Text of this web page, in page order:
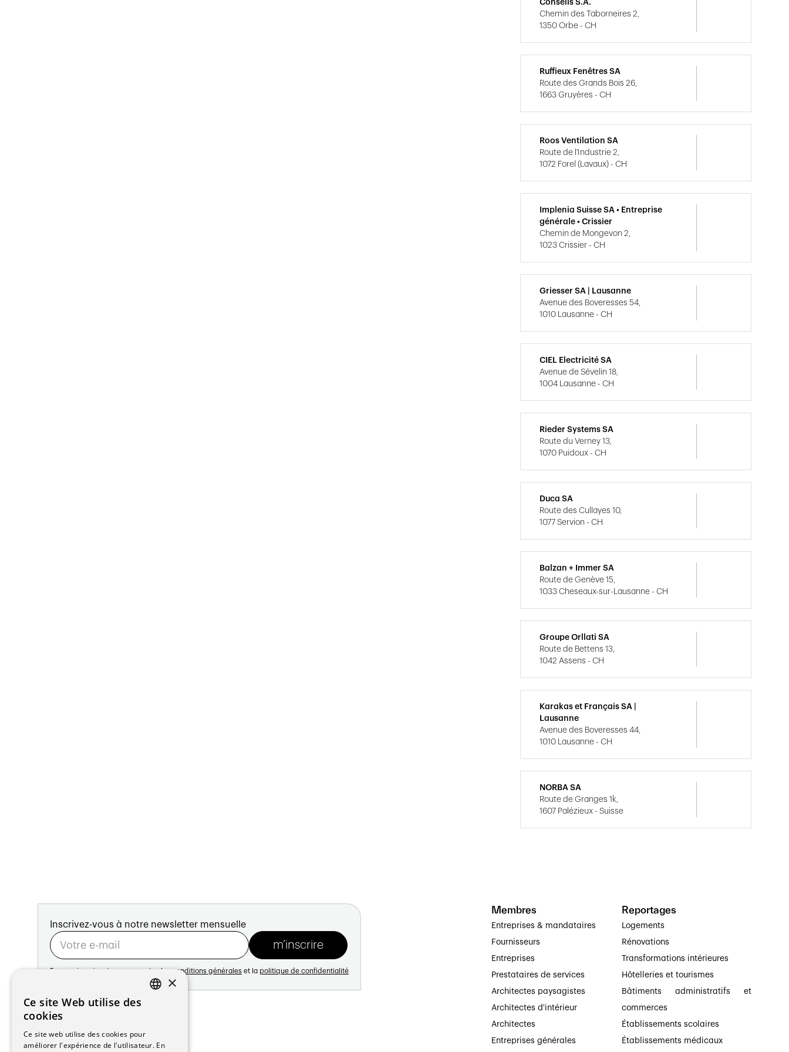
Conseils S.A.
Chemin des Taborneires 2,
1350 Orbe - CH
Ruffieux Fenêtres SA
Route des Grands Bois 26,
1663 Gruyères - CH
Roos Ventilation SA
Route de l'Industrie 2,
1072 Forel (Lavaux) - CH
Implenia Suisse SA • Entreprise
générale • Crissier
Chemin de Mongevon 2,
1023 Crissier - CH
Griesser SA | Lausanne
Avenue des Boveresses 54,
1010 Lausanne - CH
CIEL Electricité SA
Avenue de Sévelin 18,
1004 Lausanne - CH
Rieder Systems SA
Route du Verney 13,
1070 Puidoux - CH
Duca SA
Route des Cullayes 10,
1077 Servion - CH
Balzan + Immer SA
Route de Genève 15,
1033 Cheseaux-sur-Lausanne - CH
Groupe Orllati SA
Route de Bettens 13,
1042 Assens - CH
Karakas et Français SA |
Lausanne
Avenue des Boveresses 44,
1010 Lausanne - CH
NORBA SA
Route de Granges 1k,
1607 Palézieux - Suisse
Inscrivez-vous à notre newsletter mensuelle
En vous inscrivant vous acceptez les conditions générales et la politique de confidentialité
Adresse:
Avenue de Longemalle 21
1020 Renens
Suisse
Contact:
Membres
Entreprises & mandataires
Fournisseurs
Entreprises
Prestataires de services
Architectes paysagistes
Architectes d'intérieur
Architectes
Entreprises générales
Reportages
Logements
Rénovations
Transformations intérieures
Hôtelleries et tourismes
Bâtiments administratifs et
commerces
Établissements scolaires
Établissements médicaux
×
Ce site Web utilise des
cookies
Ce site web utilise des cookies pour
améliorer l'expérience de l'utilisateur. En